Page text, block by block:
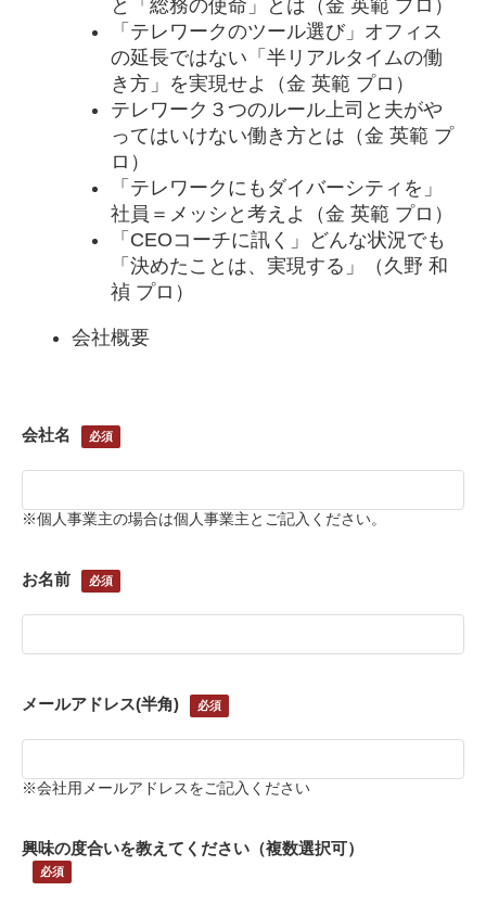
と「総務の使命」とは（金 英範 プロ）
「テレワークのツール選び」オフィス
の延長ではない「半リアルタイムの働
き方」を実現せよ（金 英範 プロ）
テレワーク３つのルール上司と夫がや
ってはいけない働き方とは（金 英範 プ
ロ）
「テレワークにもダイバーシティを」
社員＝メッシと考えよ（金 英範 プロ）
「CEOコーチに訊く」どんな状況でも
「決めたことは、実現する」（久野 和
禎 プロ）
会社概要
会社名
※個人事業主の場合は個人事業主とご記入ください。
お名前
メールアドレス(半角)
※会社用メールアドレスをご記入ください
興味の度合いを教えてください（複数選択可）